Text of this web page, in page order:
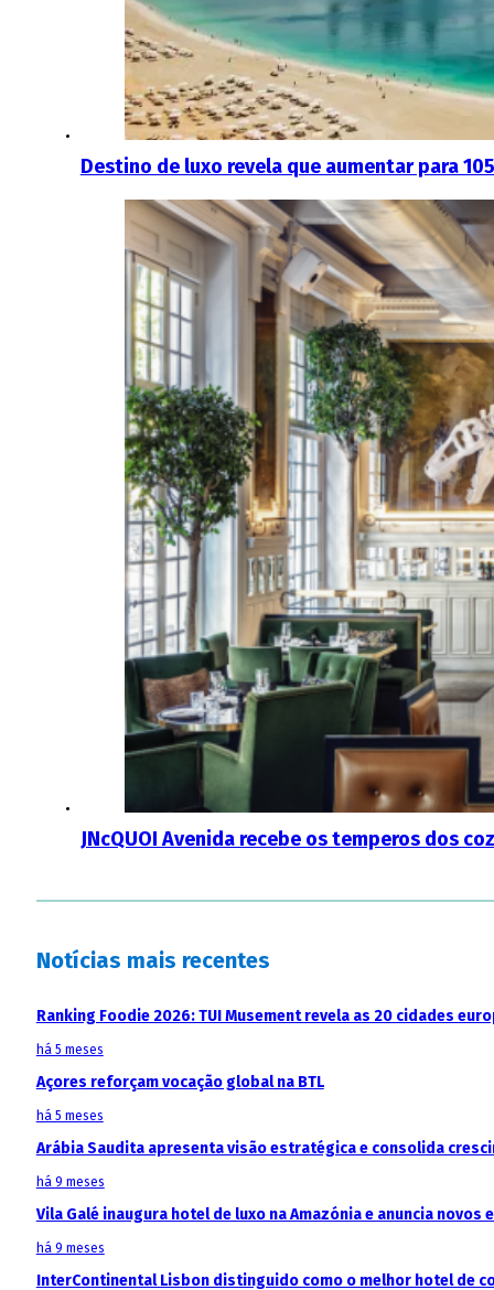
Destino de luxo revela que aumentar para
JNcQUOI Avenida recebe os temperos dos
Notícias mais recentes
Ranking Foodie 2026: TUI Musement revela as 20 cidades
há 5 meses
Açores reforçam vocação global na BTL
há 5 meses
Arábia Saudita apresenta visão estratégica e consolida
há 9 meses
Vila Galé inaugura hotel de luxo na Amazónia e anuncia
há 9 meses
InterContinental Lisbon distinguido como o melhor hotel de